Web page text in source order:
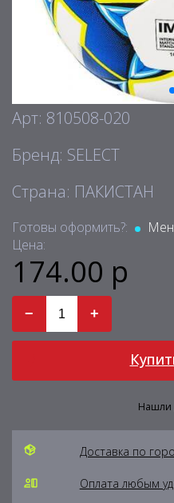
Арт: 810508-020
Бренд: SELECT
Страна: ПАКИСТАН
Готовы оформить?:
Цена:
174.00 р
− +
Нашли
Доставка по
Оплата любым